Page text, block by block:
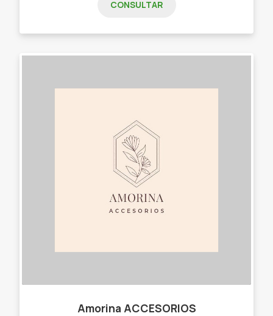
CONSULTAR
Amorina ACCESORIOS